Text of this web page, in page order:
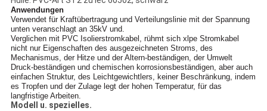
Anwendungen
Verwendet für Kraftübertragung und Verteilungslinie mit der Spannung
unten veranschlagt an 35kV und.
Verglichen mit PVC Isolierstromkabel, rühmt sich xlpe Stromkabel
nicht nur Eigenschaften des ausgezeichneten Stroms, des
Mechanismus, der Hitze und der Altern-beständigen, der Umwelt
Druck-beständigen und chemischen korrosionsbeständigen, aber auch
einfachen Struktur, des Leichtgewichtlers, keiner Beschränkung, indem
es Tropfen und der Zulage legt der hohen Temperatur, für das
langfristige Arbeiten.
Modell u. spezielles.